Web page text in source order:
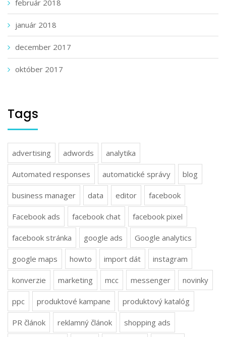
február 2018
január 2018
december 2017
október 2017
Tags
advertising adwords analytika
Automated responses automatické správy blog
business manager data editor facebook
Facebook ads facebook chat facebook pixel
facebook stránka google ads Google analytics
google maps howto import dát instagram
konverzie marketing mcc messenger novinky
ppc produktové kampane produktový katalóg
PR článok reklamný článok shopping ads